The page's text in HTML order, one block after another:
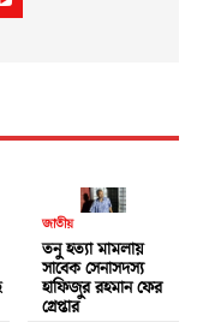
জাতীয়
তনু হত্যা মামলায়
সাবেক সেনাসদস্য
হাফিজুর রহমান ফের
গ্রেপ্তার